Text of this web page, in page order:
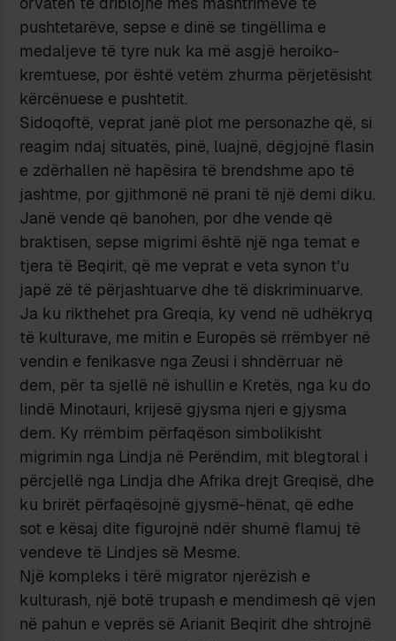
pushtetarëve, sepse e dinë se tingëllima e
medaljeve të tyre nuk ka më asgjë heroiko-
kremtuese, por është vetëm zhurma përjetësisht
kërcënuese e pushtetit.
Sidoqoftë, veprat janë plot me personazhe që, si
reagim ndaj situatës, pinë, luajnë, dëgjojnë flasin
e zdërhallen në hapësira të brendshme apo të
jashtme, por gjithmonë në prani të një demi diku.
Janë vende që banohen, por dhe vende që
braktisen, sepse migrimi është një nga temat e
tjera të Beqirit, që me veprat e veta synon t’u
japë zë të përjashtuarve dhe të diskriminuarve.
Ja ku rikthehet pra Greqia, ky vend në udhëkryq
të kulturave, me mitin e Europës së rrëmbyer në
vendin e fenikasve nga Zeusi i shndërruar në
dem, për ta sjellë në ishullin e Kretës, nga ku do
lindë Minotauri, krijesë gjysma njeri e gjysma
dem. Ky rrëmbim përfaqëson simbolikisht
migrimin nga Lindja në Perëndim, mit blegtoral i
përcjellë nga Lindja dhe Afrika drejt Greqisë, dhe
ku brirët përfaqësojnë gjysmë-hënat, që edhe
sot e kësaj dite figurojnë ndër shumë flamuj të
vendeve të Lindjes së Mesme.
Një kompleks i tërë migrator njerëzish e
kulturash, një botë trupash e mendimesh që vjen
në pahun e veprës së Arianit Beqirit dhe shtrojnë